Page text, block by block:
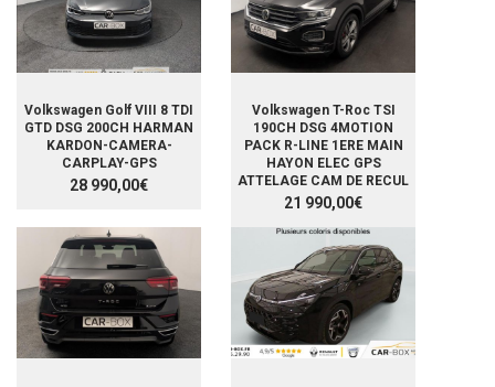
Volkswagen Golf VIII 8 TDI
GTD DSG 200CH HARMAN
KARDON-CAMERA-
CARPLAY-GPS
28 990,00€
Volkswagen T-Roc TSI
190CH DSG 4MOTION
PACK R-LINE 1ERE MAIN
HAYON ELEC GPS
ATTELAGE CAM DE RECUL
21 990,00€